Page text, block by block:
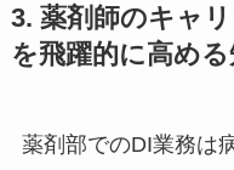
3. 薬剤師のキャ
を飛躍的に高め
薬剤部でのDI業務は